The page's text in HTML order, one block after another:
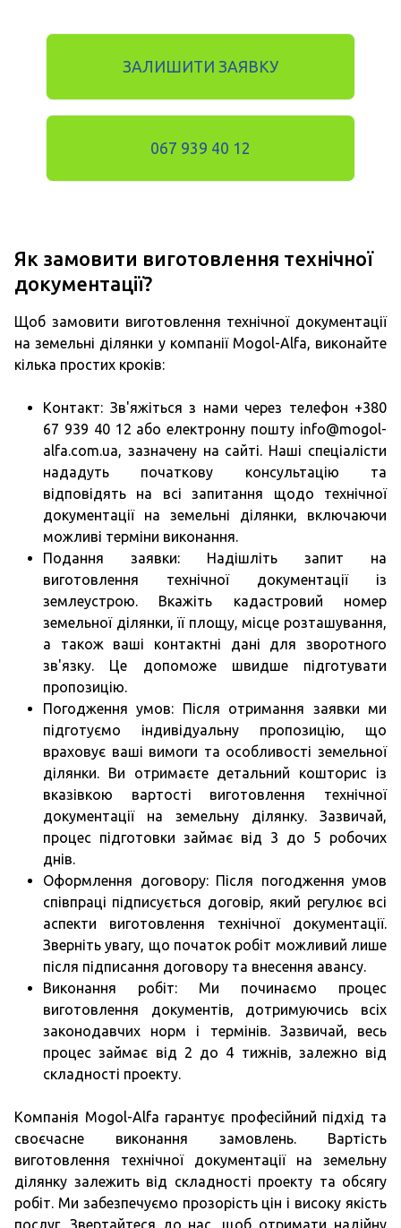
ЗАЛИШИТИ ЗАЯВКУ
067 939 40 12
Як замовити виготовлення технічної
документації?
Щоб замовити виготовлення технічної документації
на земельні ділянки у компанії Mogol-Alfa, виконайте
кілька простих кроків:
Контакт: Зв'яжіться з нами через телефон +380
67 939 40 12 або електронну пошту info@mogol-
alfa.com.ua, зазначену на сайті. Наші спеціалісти
нададуть початкову консультацію та
відповідять на всі запитання щодо технічної
документації на земельні ділянки, включаючи
можливі терміни виконання.
Подання заявки: Надішліть запит на
виготовлення технічної документації із
землеустрою. Вкажіть кадастровий номер
земельної ділянки, її площу, місце розташування,
а також ваші контактні дані для зворотного
зв'язку. Це допоможе швидше підготувати
пропозицію.
Погодження умов: Після отримання заявки ми
підготуємо індивідуальну пропозицію, що
враховує ваші вимоги та особливості земельної
ділянки. Ви отримаєте детальний кошторис із
вказівкою вартості виготовлення технічної
документації на земельну ділянку. Зазвичай,
процес підготовки займає від 3 до 5 робочих
днів.
Оформлення договору: Після погодження умов
співпраці підписується договір, який регулює всі
аспекти виготовлення технічної документації.
Зверніть увагу, що початок робіт можливий лише
після підписання договору та внесення авансу.
Виконання робіт: Ми починаємо процес
виготовлення документів, дотримуючись всіх
законодавчих норм і термінів. Зазвичай, весь
процес займає від 2 до 4 тижнів, залежно від
складності проекту.
Компанія Mogol-Alfa гарантує професійний підхід та
своєчасне виконання замовлень. Вартість
виготовлення технічної документації на земельну
ділянку залежить від складності проекту та обсягу
робіт. Ми забезпечуємо прозорість цін і високу якість